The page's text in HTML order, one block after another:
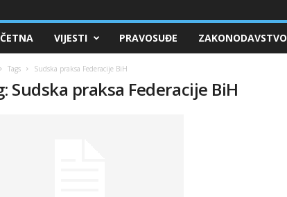
VIJESTI PRAVOSUĐE ZAKONODAVSTVO
Tags Sudska praksa Federacije BiH
Sudska praksa Federacije BiH